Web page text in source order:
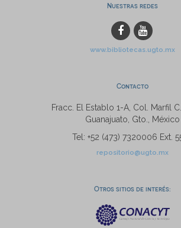
Nuestras redes
www.bibliotecas.ugto.mx
Contacto
Fracc. El Establo 1-A, Col. Marfil
Guanajuato, Gto., México
Tel: +52 (473) 7320006 Ext.
repositorio@ugto.mx
Otros sitios de interés: